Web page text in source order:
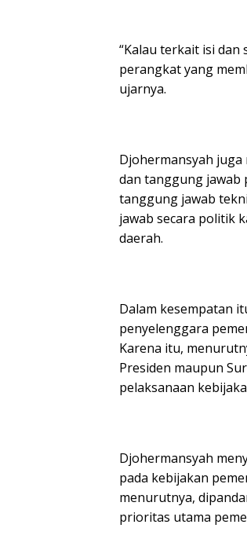
“Kalau terkait isi
perangkat yang
ujarnya.
Djohermansyah
dan tanggung jawab
tanggung jawab
jawab secara politik
daerah.
Dalam kesempatan
penyelenggara
Karena itu,
Presiden maupun
pelaksanaan
Djohermansyah
pada kebijakan
menurutnya,
prioritas utama